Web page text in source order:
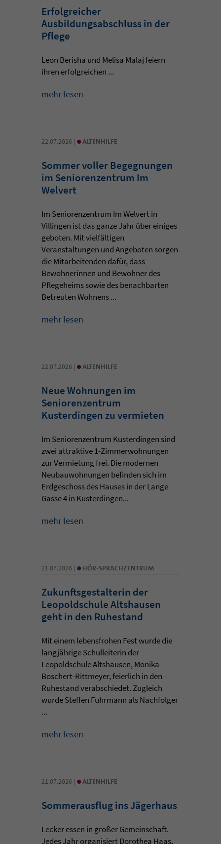
Erfolgreicher
Ausbildungsabschluss in der
Pflege
Leon Berisha und Melisa Malaj feiern
ihren erfolgreichen ...
mehr lesen
22.07.2026 | • ALTENHILFE
Sommer voller Begegnungen
im Seniorenzentrum Im
Welvert
Im Seniorenzentrum Im Welvert in
Villingen ist das ganze Jahr über einiges
geboten. Mit vielfältigen
Veranstaltungen und Angeboten sorgen
die Mitarbeitenden dafür, dass
Bewohnerinnen und Bewohner des
Pflegeheims sowie des benachbarten
Betreuten Wohnens ...
mehr lesen
22.07.2026 | • ALTENHILFE
Neue Wohnungen im
Seniorenzentrum
Kusterdingen zu vermieten
Im Seniorenzentrum Kusterdingen sind
zwei attraktive 1-Zimmerwohnungen
zur Vermietung frei. Die modernen
Neubauwohnungen befinden sich im
Erdgeschoss des Hauses in der Lange
Gasse 4 in Kusterdingen...
mehr lesen
21.07.2026 | • HÖR-SPRACHZENTRUM
Zukunftsgestalterin der
Leopoldschule Altshausen
geht in den Ruhestand
Mit einem lebensfrohen Fest wurde die
langjährige Schulleiterin der
Leopoldschule Altshausen, Monika
Boschert-Rittmeyer, feierlich in den
Ruhestand verabschiedet. Zugleich
wurde Steffen Fuhrmann als Nachfolger
...
mehr lesen
21.07.2026 | • ALTENHILFE
Sommerausflug ins Jägerhaus
Lecker essen in großer Gemeinschaft.
Jedes Jahr organisiert Dorothea Haas,